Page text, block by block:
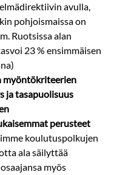
avulla,
pohjoismaissa on
Ruotsissa alan
23 % ensimmäisen
myöntökriteerien
ja tasapuolisuus
perusteet
koulutuspolkujen
ala säilyttää
myös